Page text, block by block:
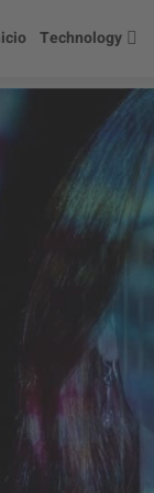
Technology